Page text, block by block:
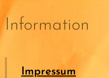
Information
Impressum